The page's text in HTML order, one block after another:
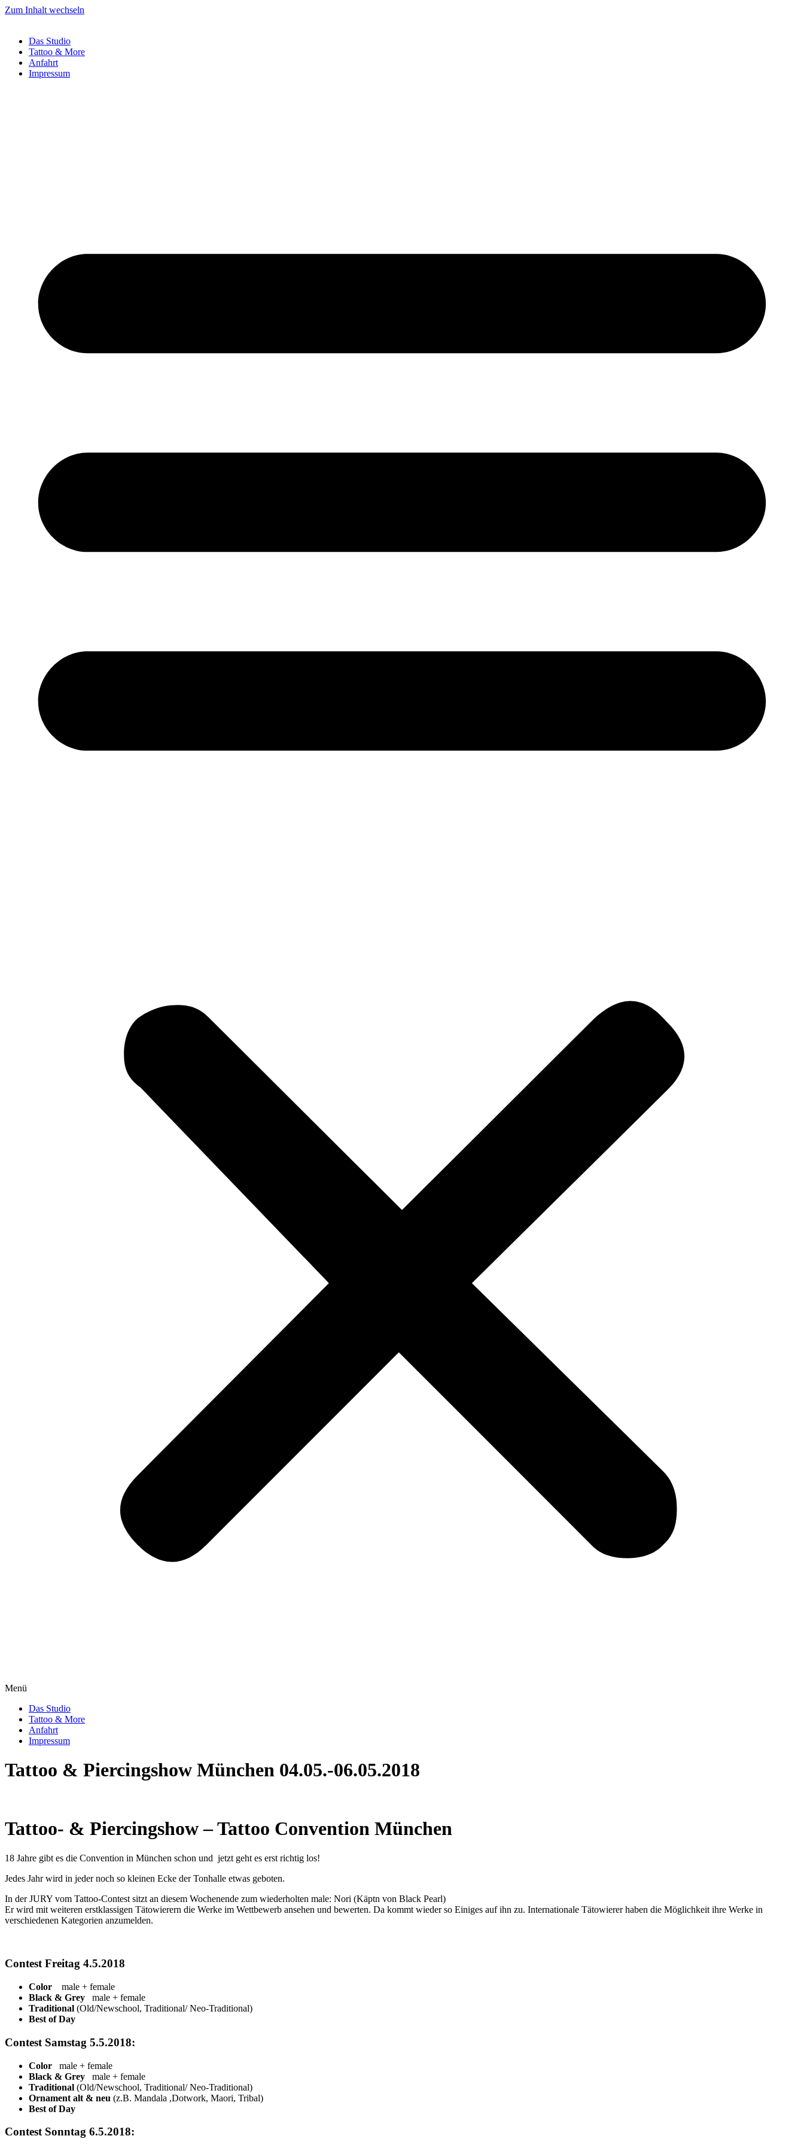
Zum Inhalt wechseln
Das Studio
Tattoo & More
Anfahrt
Impressum
Menü
Das Studio
Tattoo & More
Anfahrt
Impressum
Tattoo & Piercingshow München 04.05.-06.05.2018
Tattoo- & Piercingshow – Tattoo Convention München
18 Jahre gibt es die Convention in München schon und jetzt geht es erst richtig los!
Jedes Jahr wird in jeder noch so kleinen Ecke der Tonhalle etwas geboten.
In der JURY vom Tattoo-Contest sitzt an diesem Wochenende zum wiederholten male: Nori (Käptn von Black Pearl)
Er wird mit weiteren erstklassigen Tätowierern die Werke im Wettbewerb ansehen und bewerten. Da kommt wieder so Einiges auf ihn zu. Internationale Tätowierer haben die Möglichkeit ihre Werke in
verschiedenen Kategorien anzumelden.
Contest Freitag 4.5.2018
Color
male + female
Black & Grey male + female
Traditional (Old/Newschool, Traditional/ Neo-Traditional)
Best of Day
Contest Samstag 5.5.2018:
Color male + female
Black & Grey
male + female
Traditional (Old/Newschool, Traditional/ Neo-Traditional)
Ornament alt & neu (z.B. Mandala ,Dotwork, Maori, Tribal)
Best of Day
Contest Sonntag 6.5.2018: